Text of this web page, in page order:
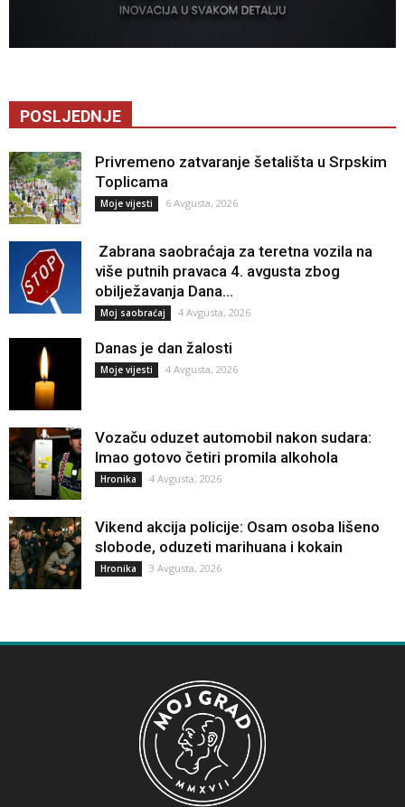
POSLJEDNJE
Privremeno zatvaranje šetališta u Srpskim
Toplicama
Moje vijesti 6 Avgusta, 2026
Zabrana saobraćaja za teretna vozila na
više putnih pravaca 4. avgusta zbog
obilježavanja Dana...
Moj saobraćaj 4 Avgusta, 2026
Danas je dan žalosti
Moje vijesti 4 Avgusta, 2026
Vozaču oduzet automobil nakon sudara:
Imao gotovo četiri promila alkohola
Hronika 4 Avgusta, 2026
Vikend akcija policije: Osam osoba lišeno
slobode, oduzeti marihuana i kokain
Hronika 3 Avgusta, 2026